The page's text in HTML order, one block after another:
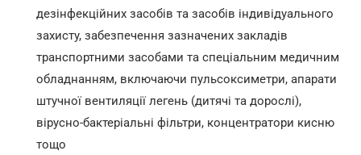
дезінфекційних засобів та засобів індивідуального
захисту, забезпечення зазначених закладів
транспортними засобами та спеціальним медичним
обладнанням, включаючи пульсоксиметри, апарати
штучної вентиляції легень (дитячі та дорослі),
вірусно-бактеріальні фільтри, концентратори кисню
тощо